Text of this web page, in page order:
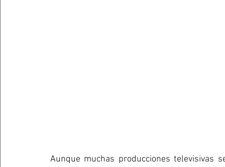
Aunque muchas producciones televisivas